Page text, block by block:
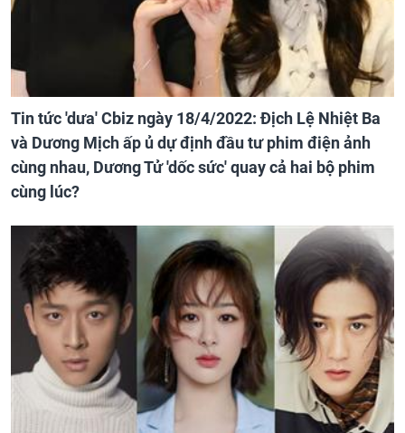
Tin tức 'dưa' Cbiz ngày 18/4/2022: Địch Lệ Nhiệt Ba
và Dương Mịch ấp ủ dự định đầu tư phim điện ảnh
cùng nhau, Dương Tử 'dốc sức' quay cả hai bộ phim
cùng lúc?